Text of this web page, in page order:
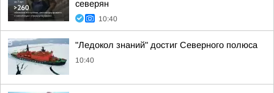
северян
10:40
"Ледокол знаний" достиг Северного полюса
10:40